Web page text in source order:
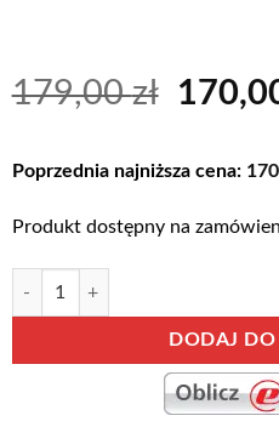
179,00zł
Poprzednia najniższa cena:
Produkt dostępny na
DODAJ
Alternative: